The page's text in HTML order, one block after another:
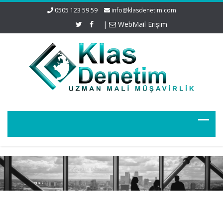
0505 123 59 59 info@klasdenetim.com
| WebMail Erişim